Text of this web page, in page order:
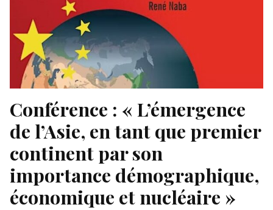
Conférence : « L’émergence
de l’Asie, en tant que premier
continent par son
importance démographique,
économique et nucléaire »